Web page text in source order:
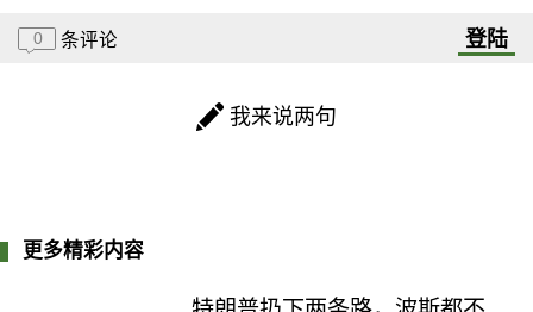
0 条评论 登陆
我来说两句
更多精彩内容